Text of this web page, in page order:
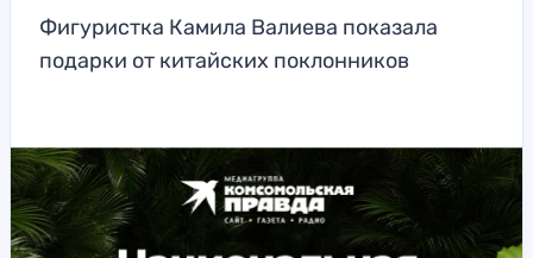
Фигуристка Камила Валиева показала
подарки от китайских поклонников